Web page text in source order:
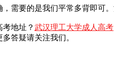
要的是我们平常多背即可。
地址？ 武汉理工大学成人高考
答疑请关注我们。